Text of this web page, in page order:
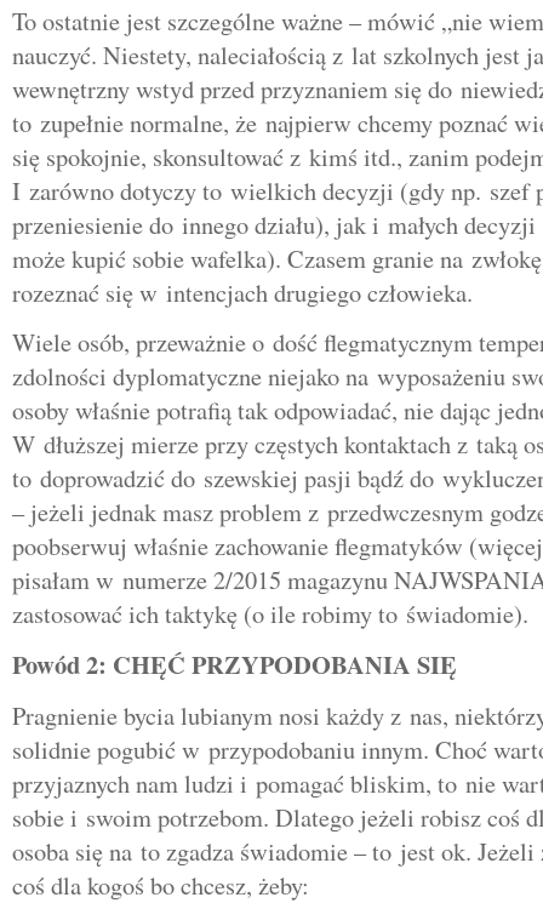
To ostatnie jest szczególne ważne – mówić „nie
nauczyć. Niestety, naleciałością z lat szkolnych jest
wewnętrzny wstyd przed przyznaniem się do
to zupełnie normalne, że najpierw chcemy poznać
się spokojnie, skonsultować z kimś itd., zanim
I zarówno dotyczy to wielkich decyzji (gdy np. szef
przeniesienie do innego działu), jak i małych
może kupić sobie wafelka). Czasem granie na
rozeznać się w intencjach drugiego człowieka.
Wiele osób, przeważnie o dość flegmatycznym
zdolności dyplomatyczne niejako na wyposażeniu
osoby właśnie potrafią tak odpowiadać, nie dając
W dłuższej mierze przy częstych kontaktach z taką
to doprowadzić do szewskiej pasji bądź do
– jeżeli jednak masz problem z przedwczesnym
poobserwuj właśnie zachowanie flegmatyków
pisałam w numerze 2/2015 magazynu
zastosować ich taktykę (o ile robimy to świadomie).
Powód 2: CHĘĆ PRZYPODOBANIA SIĘ
Pragnienie bycia lubianym nosi każdy z nas,
solidnie pogubić w przypodobaniu innym. Choć
przyjaznych nam ludzi i pomagać bliskim, to nie
sobie i swoim potrzebom. Dlatego jeżeli robisz coś
osoba się na to zgadza świadomie – to jest ok.
coś dla kogoś bo chcesz, żeby: